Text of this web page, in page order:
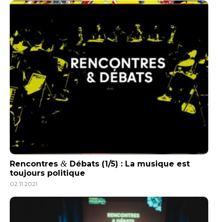
Rencontres & Débats (1/5) : La musique est
toujours politique
02.11.2021